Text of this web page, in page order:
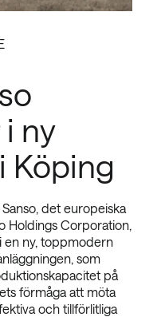
ny
Köping
det europeiska
Holdings Corporation,
en ny, toppmodern
som
på
förmåga att möta
och tillförlitliga